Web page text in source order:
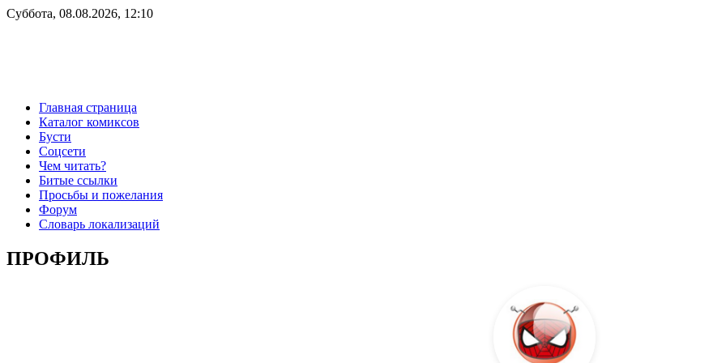
Суббота, 08.08.2026, 12:10
Главная страница
Каталог комиксов
Бусти
Соцсети
Чем читать?
Битые ссылки
Просьбы и пожелания
Форум
Словарь локализаций
ПРОФИЛЬ